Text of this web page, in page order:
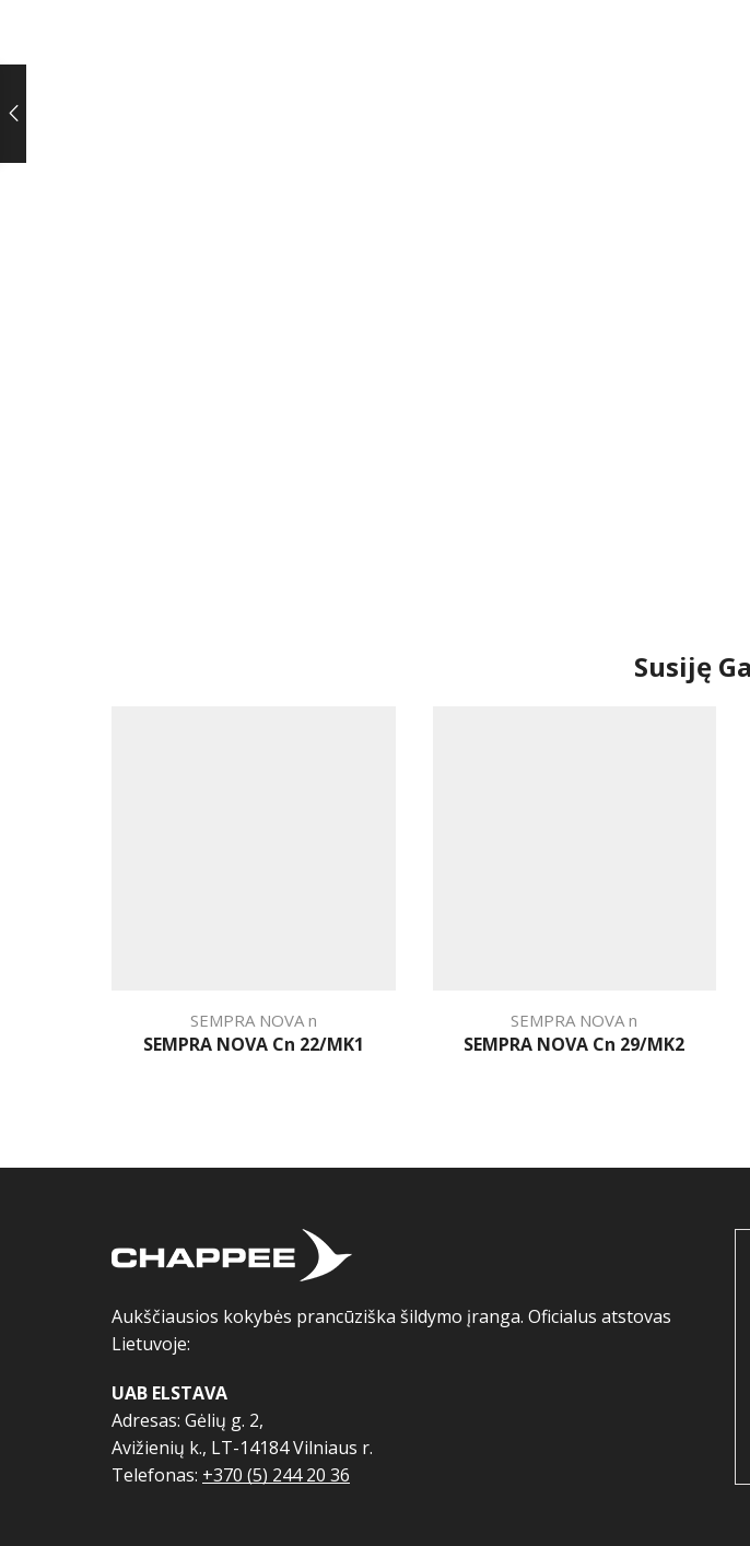
Susiję
SEMPRA NOVA n
SEMPRA NOVA Cn 22/MK1
SEMPRA NOVA n
SEMPRA NOVA Cn 29/MK2
Aukščiausios kokybės prancūziška šildymo įranga. Oficialus atstovas
Lietuvoje:
UAB ELSTAVA
Adresas: Gėlių g. 2,
Avižienių k., LT-14184 Vilniaus r.
Telefonas: +370 (5) 244 20 36